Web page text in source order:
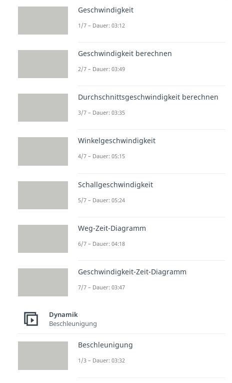
Geschwindigkeit
1/7 – Dauer: 03:12
Geschwindigkeit berechnen
2/7 – Dauer: 03:49
Durchschnittsgeschwindigkeit berechnen
3/7 – Dauer: 03:35
Winkelgeschwindigkeit
4/7 – Dauer: 05:15
Schallgeschwindigkeit
5/7 – Dauer: 05:24
Weg-Zeit-Diagramm
6/7 – Dauer: 04:18
Geschwindigkeit-Zeit-Diagramm
7/7 – Dauer: 03:47
Dynamik
Beschleunigung
Beschleunigung
1/3 – Dauer: 03:32